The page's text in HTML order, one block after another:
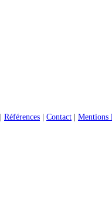
| Références | Contact | Mentions